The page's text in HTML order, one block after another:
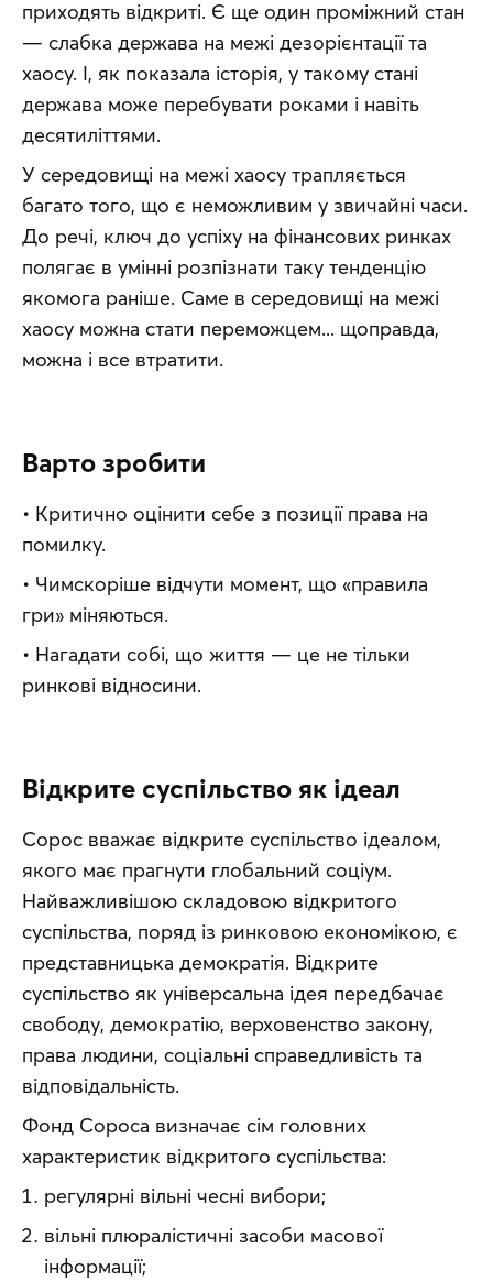
приходять відкриті. Є ще один проміжний стан
— слабка держава на межі дезорієнтації та
хаосу. І, як показала історія, у такому стані
держава може перебувати роками і навіть
десятиліттями.
У середовищі на межі хаосу трапляється
багато того, що є неможливим у звичайні часи.
До речі, ключ до успіху на фінансових ринках
полягає в умінні розпізнати таку тенденцію
якомога раніше. Саме в середовищі на межі
хаосу можна стати переможцем... щоправда,
можна і все втратити.
Варто зробити
• Критично оцінити себе з позиції права на
помилку.
• Чимскоріше відчути момент, що «правила
гри» міняються.
• Нагадати собі, що життя — це не тільки
ринкові відносини.
Відкрите суспільство як ідеал
Сорос вважає відкрите суспільство ідеалом,
якого має прагнути глобальний соціум.
Найважливішою складовою відкритого
суспільства, поряд із ринковою економікою, є
представницька демократія. Відкрите
суспільство як універсальна ідея передбачає
свободу, демократію, верховенство закону,
права людини, соціальні справедливість та
відповідальність.
Фонд Сороса визначає сім головних
характеристик відкритого суспільства:
регулярні вільні чесні вибори;
вільні плюралістичні засоби масової
інформації;